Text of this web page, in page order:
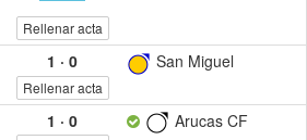
Rellenar acta
1 · 0 San Miguel
Rellenar acta
1 · 0 Arucas CF